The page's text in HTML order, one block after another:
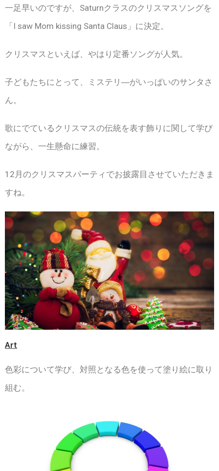
一足早いのですが、Saturnクラスのクリスマスソングを
「I saw Mom kissing Santa Claus」に決定。
クリスマスといえば、やはり定番ソングが人気。
子どもたちにとって、ミステリ―がいっぱいのサンタさ
ん。
歌にでているクリスマスの伝統を表す飾りに関して学び
ながら、一生懸命に練習。
12月のクリスマスパーティでお披露目させていただきま
すね。
Art
色彩について学び、対照となる色を使って塗り絵に取り
組む。